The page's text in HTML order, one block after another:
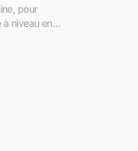
pour
niveau en